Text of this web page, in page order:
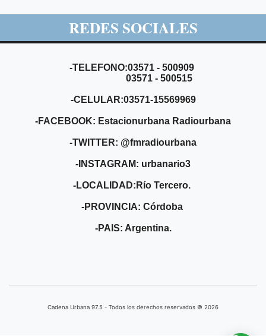
REDES SOCIALES
-TELEFONO:03571 - 500909
03571 - 500515
-CELULAR:03571-15569969
-FACEBOOK: Estacionurbana Radiourbana
-TWITTER: @fmradiourbana
-INSTAGRAM: urbanario3
-LOCALIDAD:Río Tercero.
-PROVINCIA: Córdoba
-PAIS: Argentina.
Cadena Urbana ​97.5 - Todos los derechos reservados © 2026